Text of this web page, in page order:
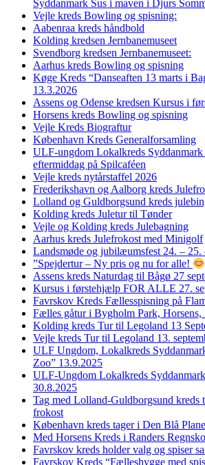
Syddanmark Sus i maven i Djurs
Vejle kreds Bowling og spisning:
Aabenraa kreds håndbold
Kolding kredsen Jernbanemuseet
Svendborg kredsen Jernbanemuseet:
Aarhus kreds Bowling og spisning
Køge Kreds “Danseaften 13 marts i
13.3.2026
Assens og Odense kredsen Kursus i
Horsens kreds Bowling og spisning
Vejle Kreds Biograftur
København Kreds Generalforsamling
ULF-ungdom Lokalkreds
eftermiddag på Spilcaféen
Vejle kreds nytårstaffel 2026
Frederikshavn og Aalborg kreds
Lolland og Guldborgsund kreds
Kolding kreds Juletur til Tønder
Vejle og Kolding kreds Julebagning
Aarhus kreds Julefrokost med Minigolf
Landsmøde og jubilæumsfest 24. – 25.
”Spejdertur – Ny pris og nu for alle!
Assens kreds Naturdag til Bågø 27
Kursus i førstehjælp FOR ALLE 27.
Favrskov Kreds Fællesspisning på
Fælles gåtur i Bygholm Park, Horsens,
Kolding kreds Tur til Legoland 13
Vejle kreds Tur til Legoland 13.
ULF Ungdom, Lokalkreds
Zoo” 13.9.2025
ULF-Ungdom Lokalkreds
30.8.2025
Tag med Lolland-Guldborgsund kreds
frokost
København kreds tager i Den Blå
Med Horsens Kreds i Randers
Favrskov kreds holder valg og spiser
Favrskov Kreds “Fælleshygge med